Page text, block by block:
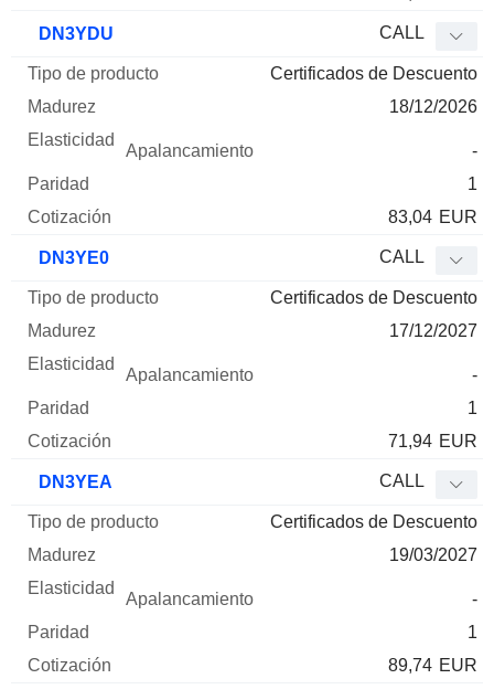
DN3YDU CALL
Certificados de Descuento
18/12/2026
-
1
83,04 EUR
DN3YE0 CALL
Certificados de Descuento
17/12/2027
-
1
71,94 EUR
DN3YEA CALL
Certificados de Descuento
19/03/2027
-
1
89,74 EUR